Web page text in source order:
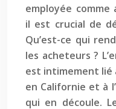
employée comme
il est crucial de
Qu’est-ce qui
les acheteurs ?
est intimement lié
en Californie et à
qui en découle.